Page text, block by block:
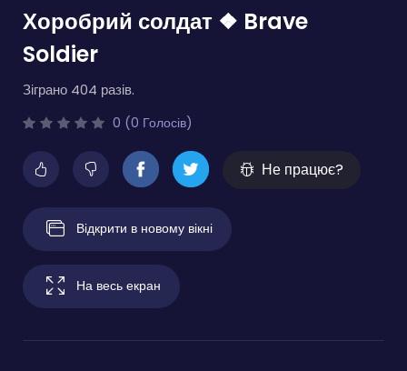
Хоробрий солдат ❖ Brave
Soldier
Зіграно 404 разів.
0 (0 Голосів)
Не працює?
Відкрити в новому вікні
На весь екран